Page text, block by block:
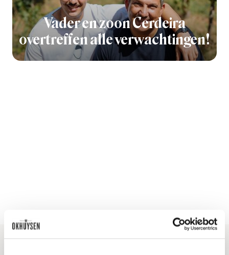
Vader en zoon Cerdeira
overtreffen alle verwachtingen!